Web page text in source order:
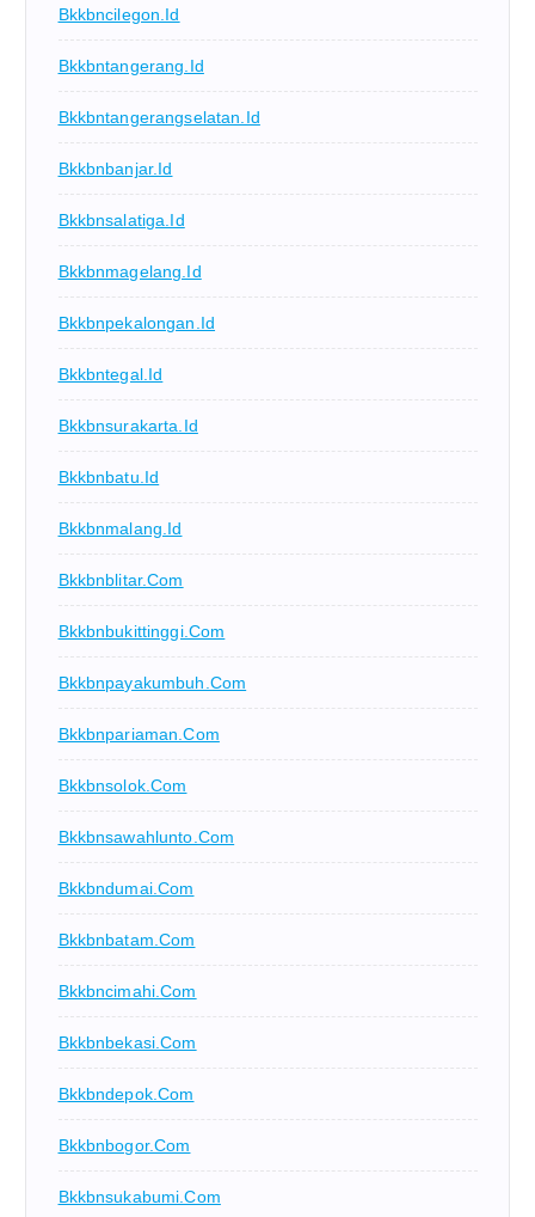
Bkkbncilegon.id
Bkkbntangerang.id
Bkkbntangerangselatan.id
Bkkbnbanjar.id
Bkkbnsalatiga.id
Bkkbnmagelang.id
Bkkbnpekalongan.id
Bkkbntegal.id
Bkkbnsurakarta.id
Bkkbnbatu.id
Bkkbnmalang.id
Bkkbnblitar.com
Bkkbnbukittinggi.com
Bkkbnpayakumbuh.com
Bkkbnpariaman.com
Bkkbnsolok.com
Bkkbnsawahlunto.com
Bkkbndumai.com
Bkkbnbatam.com
Bkkbncimahi.com
Bkkbnbekasi.com
Bkkbndepok.com
Bkkbnbogor.com
Bkkbnsukabumi.com